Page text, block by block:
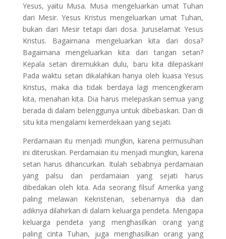
Yesus, yaitu Musa. Musa mengeluarkan umat Tuhan
dari Mesir. Yesus Kristus mengeluarkan umat Tuhan,
bukan dari Mesir tetapi dari dosa. Juruselamat Yesus
Kristus. Bagaimana mengeluarkan kita dari dosa?
Bagaimana mengeluarkan kita dari tangan setan?
Kepala setan diremukkan dulu, baru kita dilepaskan!
Pada waktu setan dikalahkan hanya oleh kuasa Yesus
Kristus, maka dia tidak berdaya lagi mencengkeram
kita, menahan kita. Dia harus melepaskan semua yang
berada di dalam belenggunya untuk dibebaskan. Dan di
situ kita mengalami kemerdekaan yang sejati.
Perdamaian itu menjadi mungkin, karena permusuhan
ini diteruskan. Perdamaian itu menjadi mungkin, karena
setan harus dihancurkan. Itulah sebabnya perdamaian
yang palsu dan perdamaian yang sejati harus
dibedakan oleh kita. Ada seorang filsuf Amerika yang
paling melawan Kekristenan, sebenarnya dia dan
adiknya dilahirkan di dalam keluarga pendeta. Mengapa
keluarga pendeta yang menghasilkan orang yang
paling cinta Tuhan, juga menghasilkan orang yang